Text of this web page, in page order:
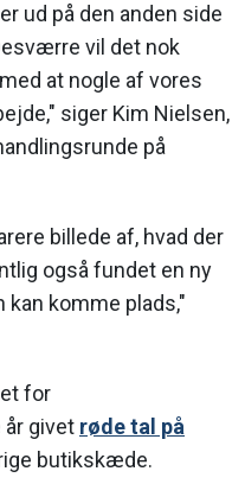
ud på den anden side
vil det nok
at nogle af vores
siger Kim Nielsen,
på
billede af, hvad der
også fundet en ny
komme plads,"
for
givet røde tal på
butikskæde.